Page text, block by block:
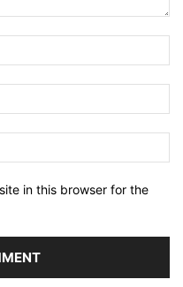
in this browser for the